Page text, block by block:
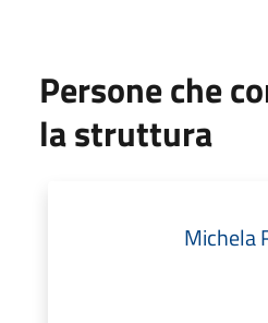
Persone che
la struttura
Michela